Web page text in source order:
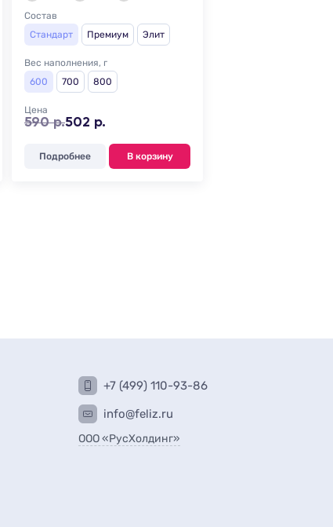
Состав
Стандарт
Премиум Элит
Вес наполнения, г
600
700 800
Цена
590 р.502 р.
Подробнее В корзину
+7 (499) 110-93-86
info@feliz.ru
ООО «РусХолдинг»